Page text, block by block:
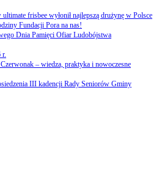
frisbee wyłonił najlepszą drużynę w Polsce
Fundacji Pora na nas!
Dnia Pamięci Ofiar Ludobójstwa
r.
– wiedza, praktyka i nowoczesne
III kadencji Rady Seniorów Gminy